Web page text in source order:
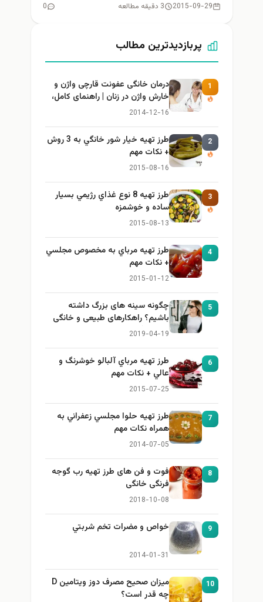
2015-09-29 3 دقیقه مطالعه 0
پربازدیدترین مطالب
1
درمان خانگی عفونت قارچی واژن و
خارش واژن در زنان | راهنمای کامل،
ایمن و کاربردی
2014-12-16
2
طرز تهيه خیار شور خانگي به 3 روش
+ نكات مهم
2015-08-16
3
طرز تهيه 8 نوع غذاي رژيمي بسيار
ساده و خوشمزه
2015-08-13
4
طرز تهيه مرباي به مخصوص مجلسي
+ نكات مهم
2015-01-12
5
چگونه سینه های بزرگ داشته
باشیم؟ راهکارهای طبیعی و خانگی
برای بزرگ کردن سینه
2019-04-19
6
طرز تهيه مرباي آلبالو خوشرنگ و
عالي + نكات مهم
2015-07-25
7
طرز تهيه حلوا مجلسي زعفراني به
همراه نكات مهم
2014-07-05
8
فوت و فن های طرز تهیه رب گوجه
فرنگی خانگی
2018-10-08
9 خواص و مضرات تخم شربتي
2014-01-31
10
میزان صحیح مصرف دوز ویتامین D
چه قدر است؟